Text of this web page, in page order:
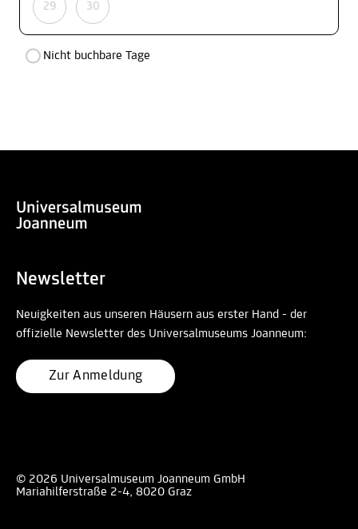
29 30
Nicht buchbare Tage
Newsletter
Neuigkeiten aus unseren Häusern aus erster Hand - der
offizielle Newsletter des Universalmuseums Joanneum:
Zur Anmeldung
© 2026 Universalmuseum Joanneum GmbH
Mariahilferstraße 2-4, 8020 Graz